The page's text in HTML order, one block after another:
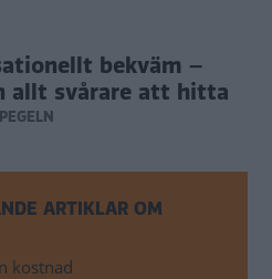
bekväm –
allt svårare att hitta
ARTIKLAR OM
kostnad